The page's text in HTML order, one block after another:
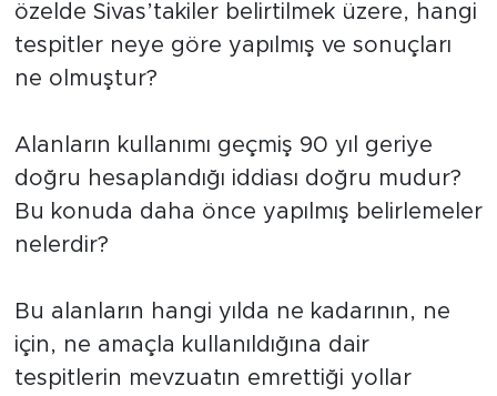
özelde Sivas’takiler belirtilmek üzere, hangi
tespitler neye göre yapılmış ve sonuçları
ne olmuştur?
Alanların kullanımı geçmiş 90 yıl geriye
doğru hesaplandığı iddiası doğru mudur?
Bu konuda daha önce yapılmış belirlemeler
nelerdir?
Bu alanların hangi yılda ne kadarının, ne
için, ne amaçla kullanıldığına dair
tespitlerin mevzuatın emrettiği yollar